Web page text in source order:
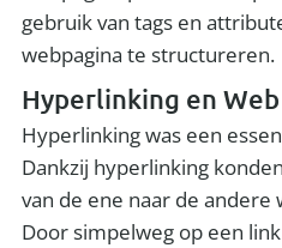
gebruik van tags en
webpagina te structureren.
Hyperlinking en
Hyperlinking was een
Dankzij hyperlinking
van de ene naar de andere
Door simpelweg op een